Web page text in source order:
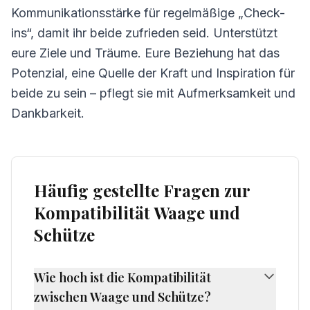
Kommunikationsstärke für regelmäßige „Check-
ins“, damit ihr beide zufrieden seid. Unterstützt
eure Ziele und Träume. Eure Beziehung hat das
Potenzial, eine Quelle der Kraft und Inspiration für
beide zu sein – pflegt sie mit Aufmerksamkeit und
Dankbarkeit.
Häufig gestellte Fragen zur
Kompatibilität Waage und
Schütze
Wie hoch ist die Kompatibilität
zwischen Waage und Schütze?